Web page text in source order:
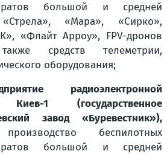
большой и средней
«Мара», «Сирко»,
«Флайт Арроу», FPV-дронов
средств телеметрии,
оборудования;
радиоэлектронной
Киев-1 (государственное
завод «Буревестник»),
беспилотных
большой и средней